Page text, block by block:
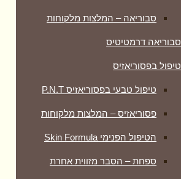
סבוריאה – המלצות מלקוחות
סבוריאה דרמטיטיס
טיפול בפסוריאזיס
טיפול טבעי בפסוריאזיס P.N.T
פסוריאזיס – המלצות מלקוחות
הטיפול הפנימי Skin Formula
ספחת – הסבר מזווית אחרת